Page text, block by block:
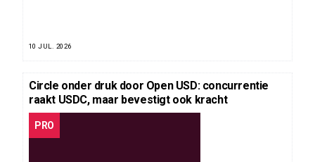
10 JUL. 2026
Circle onder druk door Open USD: concurrentie
raakt USDC, maar bevestigt ook kracht
PRO